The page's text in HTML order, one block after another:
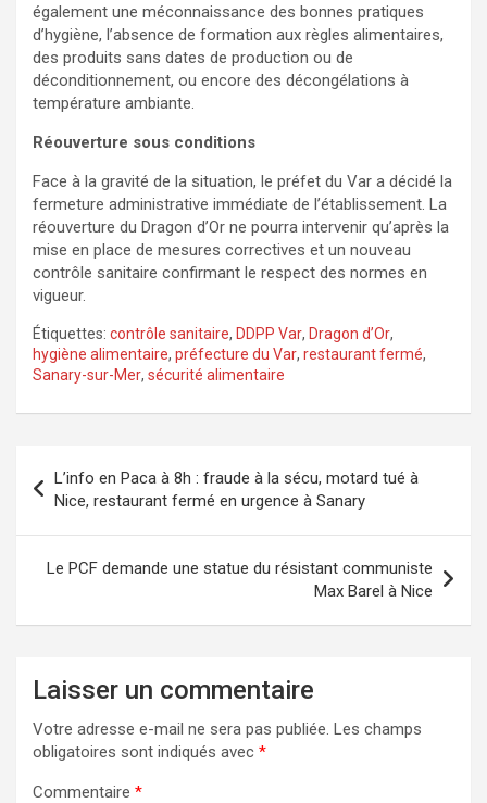
également une méconnaissance des bonnes pratiques
d’hygiène, l’absence de formation aux règles alimentaires,
des produits sans dates de production ou de
déconditionnement, ou encore des décongélations à
température ambiante.
Réouverture sous conditions
Face à la gravité de la situation, le préfet du Var a décidé la
fermeture administrative immédiate de l’établissement. La
réouverture du Dragon d’Or ne pourra intervenir qu’après la
mise en place de mesures correctives et un nouveau
contrôle sanitaire confirmant le respect des normes en
vigueur.
Étiquettes: contrôle sanitaire, DDPP Var, Dragon d’Or,
hygiène alimentaire, préfecture du Var, restaurant fermé,
Sanary-sur-Mer, sécurité alimentaire
de
l’article
L’info en Paca à 8h : fraude à la sécu, motard tué à
Nice, restaurant fermé en urgence à Sanary
Le PCF demande une statue du résistant communiste
Max Barel à Nice
Laisser un commentaire
Votre adresse e-mail ne sera pas publiée. Les champs
obligatoires sont indiqués avec *
Commentaire *